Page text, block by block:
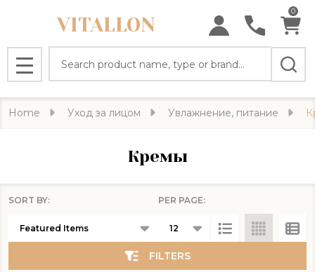
VITALLON
0
MENU
Home Уход за лицом Увлажнение, питание
Кремы
List
SORT BY: PER PAGE:
FILTERS